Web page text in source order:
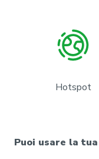
Hotspot
Puoi usare la